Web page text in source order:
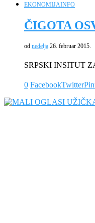
EKONOMIJAINFO
ČIGOTA
od nedelja 26. februar 2015.
SRPSKI INSITUT
0 FacebookTwitter